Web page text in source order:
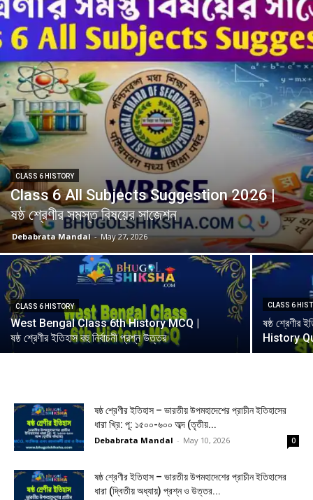
CLASS 6 HISTORY
Class 6 All Subjects Suggestion 2026 |
ষষ্ঠ শ্রেণীর সমস্ত বিষয়ের সাজেশন
Debabrata Mandal - May 27, 2026
CLASS 6 HISTORY
West Bengal Class 6th History MCQ |
ষষ্ঠ শ্রেণীর ইতিহাস বহু নির্বাচনী প্রশ্ন উত্তর
CLASS 6
ষষ্ঠ
History
ষষ্ঠ শ্রেণীর ইতিহাস – ভারতীয় উপমহাদেশের প্রাচীন ইতিহাসের
ধারা খ্রি: পূ: ১৫০০-৬০০ অব্দ (তৃতীয়...
Debabrata Mandal - May 10, 2026 0
ষষ্ঠ শ্রেণীর ইতিহাস – ভারতীয় উপমহাদেশের প্রাচীন ইতিহাসের
ধারা (দ্বিতীয় অধ্যায়) প্রশ্ন ও উত্তর...